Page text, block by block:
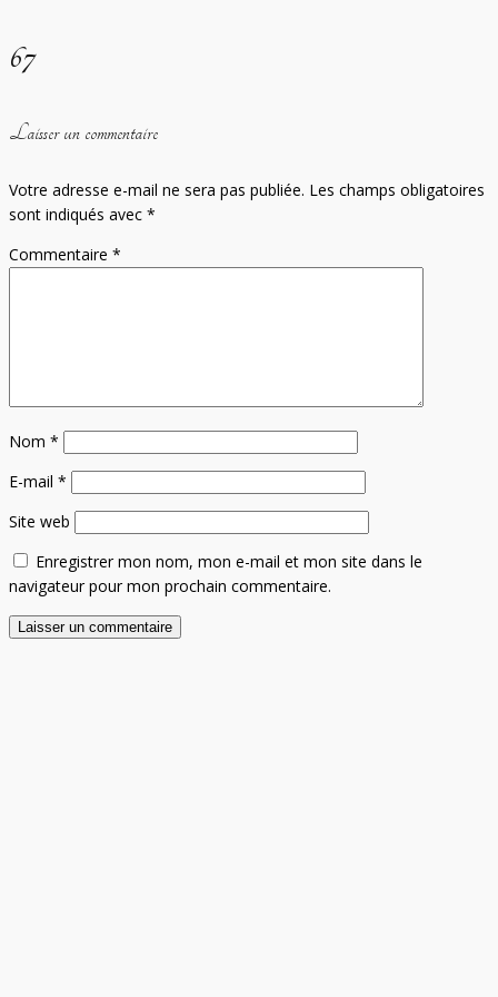
67
Laisser un commentaire
Votre adresse e-mail ne sera pas publiée. Les champs obligatoires
sont indiqués avec *
Commentaire *
Nom *
E-mail *
Site web
Enregistrer mon nom, mon e-mail et mon site dans le
navigateur pour mon prochain commentaire.